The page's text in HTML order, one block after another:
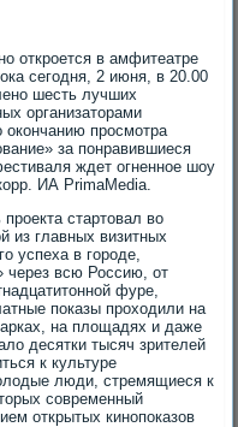
откроется в амфитеатре
сегодня, 2 июня, в 20.00
шесть лучших
организаторами
окончанию просмотра
за понравившиеся
ждет огненное шоу
ИА PrimaMedia.
стартовал во
из главных визитных
успеха в городе,
через всю Россию, от
фуре,
показы проходили на
на площадях и даже
десятки тысяч зрителей
к культуре
люди, стремящиеся к
современный
открытых кинопоказов